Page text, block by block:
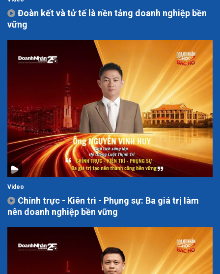
Đoàn kết và tử tế là nền tảng doanh nghiệp bền
vững
Video
Chính trực - Kiên trì - Phụng sự: Ba giá trị làm
nên doanh nghiệp bền vững